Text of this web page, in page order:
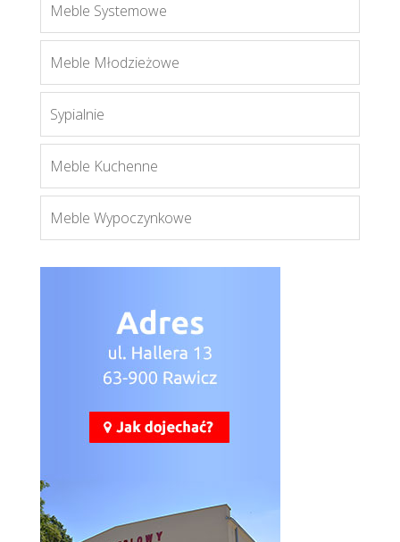
Kora J
Więcej
Meble Systemowe
Meble Młodzieżowe
Sypialnie
Meble Kuchenne
Meble Wypoczynkowe